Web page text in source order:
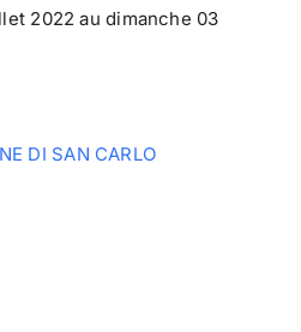
2022 au dimanche 03
DI SAN CARLO